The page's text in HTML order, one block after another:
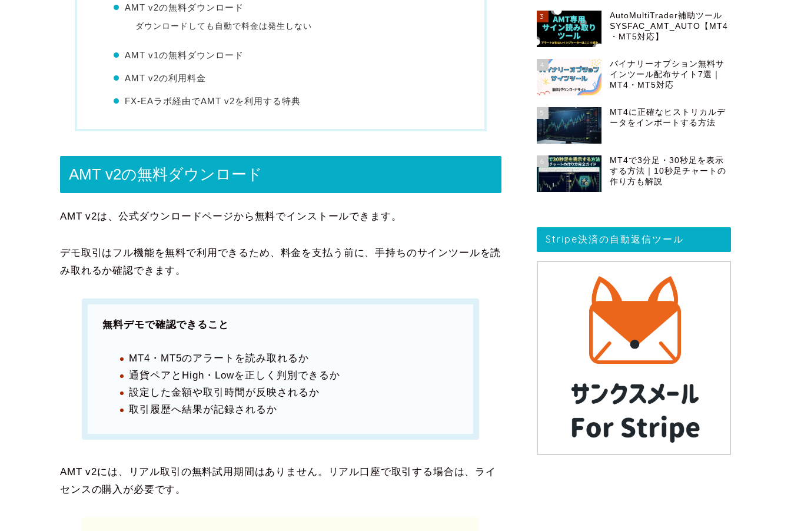
AMT v2の無料ダウンロード
ダウンロードしても自動で料金は発生しない
AMT v1の無料ダウンロード
AMT v2の利用料金
FX-EAラボ経由でAMT v2を利用する特典
AMT v2の無料ダウンロード
AMT v2は、公式ダウンロードページから無料でインストールできます。
デモ取引はフル機能を無料で利用できるため、料金を支払う前に、手持ちのサインツールを読
み取れるか確認できます。
無料デモで確認できること
MT4・MT5のアラートを読み取れるか
通貨ペアとHigh・Lowを正しく判別できるか
設定した金額や取引時間が反映されるか
取引履歴へ結果が記録されるか
AMT v2には、リアル取引の無料試用期間はありません。リアル口座で取引する場合は、ライ
センスの購入が必要です。
3
AutoMultiTrader補助ツール
SYSFAC_AMT_AUTO【MT4
・MT5対応】
4
バイナリーオプション無料サ
インツール配布サイト7選｜
MT4・MT5対応
5
MT4に正確なヒストリカルデ
ータをインポートする方法
6
MT4で3分足・30秒足を表示
する方法｜10秒足チャートの
作り方も解説
Stripe決済の自動返信ツール